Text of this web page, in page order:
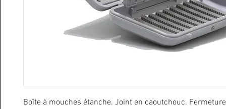
Boîte à mouches étanche. Joint en caoutchouc.